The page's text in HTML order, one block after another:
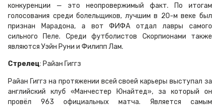
конкуренции — это неопровержимый факт. По итогам
голосования среди болельщиков, лучшим в 20-м веке был
признан Марадона, а вот ФИФА отдал лавры самого
сильного Пеле. Среди футболистов Скорпионами также
являются Уэйн Руни и Филипп Лам.
Стрелец: Райан Гиггз
Райан Гиггз на протяжении всей своей карьеры выступал за
английский клуб «Манчестер Юнайтед», за который он
провёл 963 официальных матча. Является самым